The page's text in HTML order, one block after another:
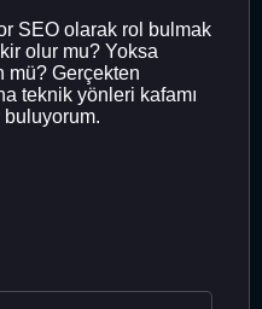
SEO olarak rol bulmak
olur mu? Yoksa
mü? Gerçekten
teknik yönleri kafamı